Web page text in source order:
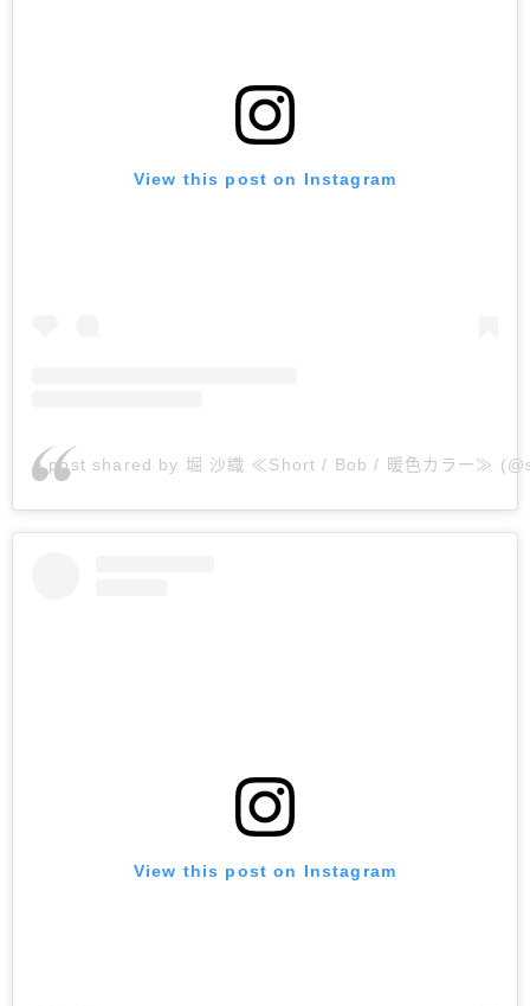
View this post on Instagram
A post shared by 堀 沙織 ≪Short / Bob / 暖色カラー≫
View this post on Instagram